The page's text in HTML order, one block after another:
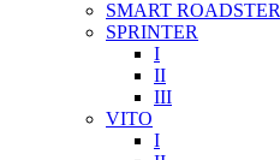
SMART ROADSTER
SPRINTER
I
II
III
VITO
I